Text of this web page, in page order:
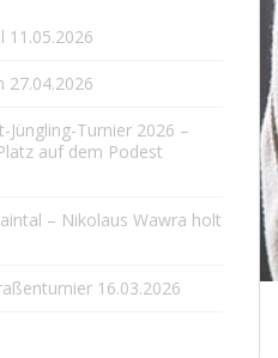
11.05.2026
27.04.2026
Jüngling-Turnier 2026 –
auf dem Podest
– Nikolaus Wawra holt
16.03.2026